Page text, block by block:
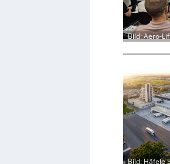
Bild: Aero-
Bild: Häfele